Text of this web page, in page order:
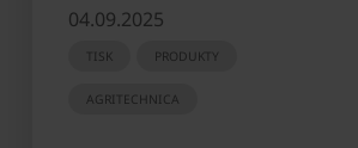
04.09.2025
TISK PRODUKTY
AGRITECHNICA